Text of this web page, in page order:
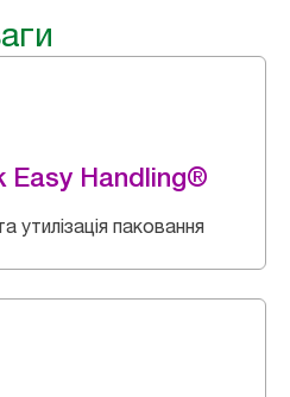
Easy Handling®
утилізація паковання